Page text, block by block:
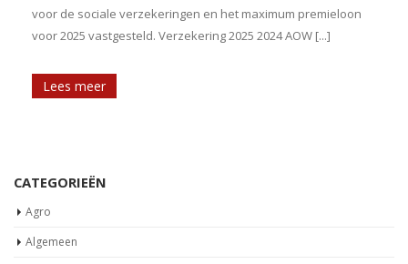
voor de sociale verzekeringen en het maximum premieloon
voor 2025 vastgesteld. Verzekering 2025 2024 AOW [...]
Lees meer
CATEGORIEËN
Agro
Algemeen